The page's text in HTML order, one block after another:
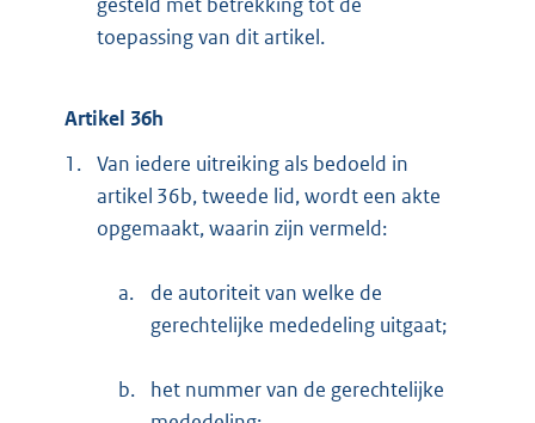
toepassing van dit artikel.
Artikel 36h
1. Van iedere uitreiking als bedoeld in
artikel 36b, tweede lid, wordt een akte
opgemaakt, waarin zijn vermeld:
a.
de autoriteit van welke de
gerechtelijke mededeling uitgaat;
b.
het nummer van de gerechtelijke